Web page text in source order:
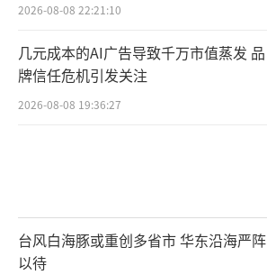
2026-08-08 22:21:10
几元成本的AI广告导致千万市值蒸发 品
牌信任危机引发关注
2026-08-08 19:36:27
台风白海豚或重创多省市 华东沿海严阵
以待